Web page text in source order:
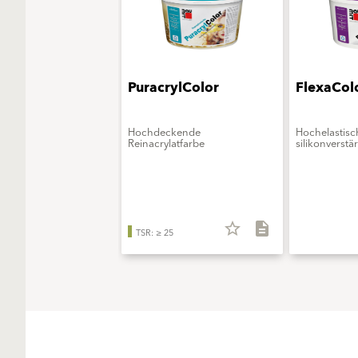
PuracrylColor
Hochdeckende
Reinacrylatfarbe
TSR: ≥ 25 star_border description